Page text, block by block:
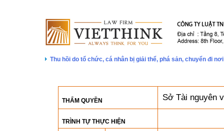
Thu hồi do tổ chức, cá nhân bị giải thể, phá sản, chuyển đi
THẨM QUYỀN Sở Tài nguyên
TRÌNH TỰ THỰC HIỆN